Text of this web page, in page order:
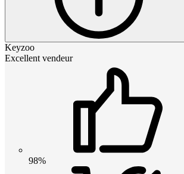
Keyzoo
Excellent vendeur
98%